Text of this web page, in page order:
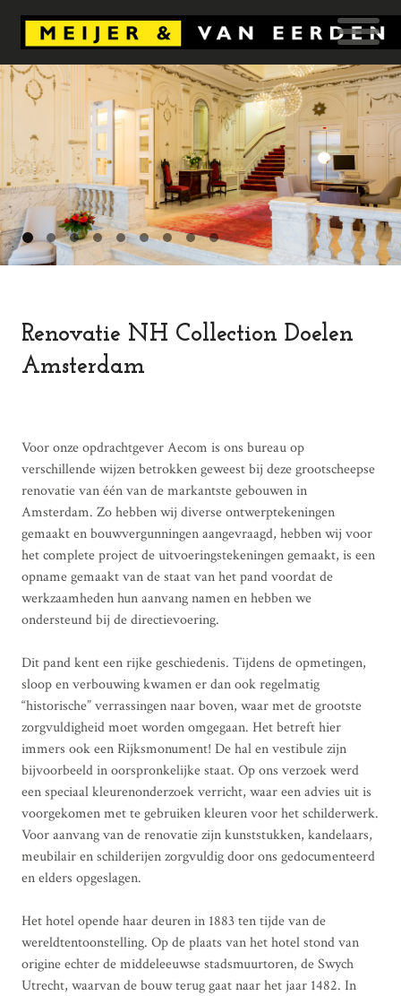
Renovatie NH Collection Doelen
Amsterdam
Voor onze opdrachtgever Aecom is ons bureau op
verschillende wijzen betrokken geweest bij deze grootscheepse
renovatie van één van de markantste gebouwen in
Amsterdam. Zo hebben wij diverse ontwerptekeningen
gemaakt en bouwvergunningen aangevraagd, hebben wij voor
het complete project de uitvoeringstekeningen gemaakt, is een
opname gemaakt van de staat van het pand voordat de
werkzaamheden hun aanvang namen en hebben we
ondersteund bij de directievoering.
Dit pand kent een rijke geschiedenis. Tijdens de opmetingen,
sloop en verbouwing kwamen er dan ook regelmatig
“historische” verrassingen naar boven, waar met de grootste
zorgvuldigheid moet worden omgegaan. Het betreft hier
immers ook een Rijksmonument! De hal en vestibule zijn
bijvoorbeeld in oorspronkelijke staat. Op ons verzoek werd
een speciaal kleurenonderzoek verricht, waar een advies uit is
voorgekomen met te gebruiken kleuren voor het schilderwerk.
Voor aanvang van de renovatie zijn kunststukken, kandelaars,
meubilair en schilderijen zorgvuldig door ons gedocumenteerd
en elders opgeslagen.
Het hotel opende haar deuren in 1883 ten tijde van de
wereldtentoonstelling. Op de plaats van het hotel stond van
origine echter de middeleeuwse stadsmuurtoren, de Swych
Utrecht, waarvan de bouw terug gaat naar het jaar 1482. In